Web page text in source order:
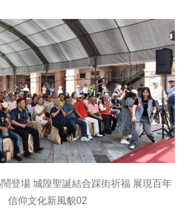
鬧登場 城隍聖誕結合踩街祈福 展現百年
信仰文化新風貌02